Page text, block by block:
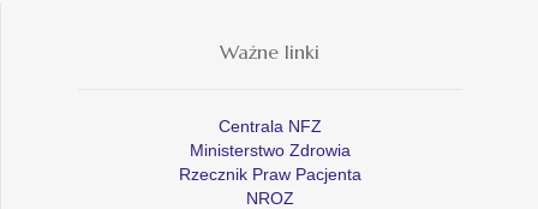
Ważne linki
Centrala NFZ
Ministerstwo Zdrowia
Rzecznik Praw Pacjenta
NROZ